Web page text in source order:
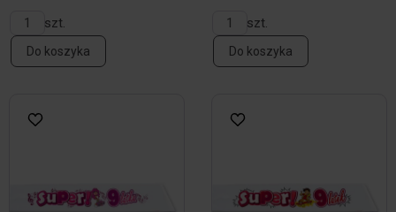
szt.
Do koszyka
szt.
Do koszyka